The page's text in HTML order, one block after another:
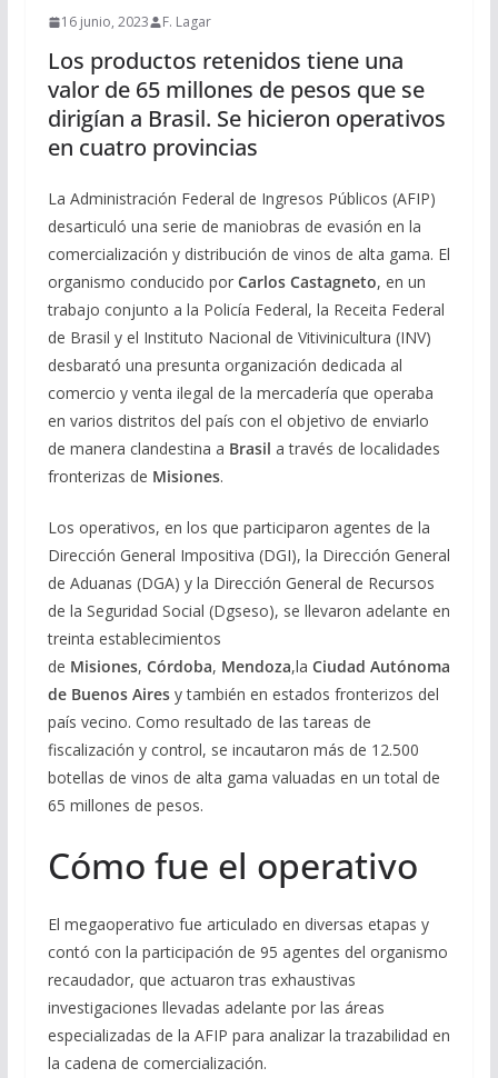
16 junio, 2023 F. Lagar
Los productos retenidos tiene una
valor de 65 millones de pesos que se
dirigían a Brasil. Se hicieron operativos
en cuatro provincias
La Administración Federal de Ingresos Públicos (AFIP)
desarticuló una serie de maniobras de evasión en la
comercialización y distribución de vinos de alta gama. El
organismo conducido por Carlos Castagneto, en un
trabajo conjunto a la Policía Federal, la Receita Federal
de Brasil y el Instituto Nacional de Vitivinicultura (INV)
desbarató una presunta organización dedicada al
comercio y venta ilegal de la mercadería que operaba
en varios distritos del país con el objetivo de enviarlo
de manera clandestina a Brasil a través de localidades
fronterizas de Misiones.
Los operativos, en los que participaron agentes de la
Dirección General Impositiva (DGI), la Dirección General
de Aduanas (DGA) y la Dirección General de Recursos
de la Seguridad Social (Dgseso), se llevaron adelante en
treinta establecimientos
de Misiones, Córdoba, Mendoza,la Ciudad Autónoma
de Buenos Aires y también en estados fronterizos del
país vecino. Como resultado de las tareas de
fiscalización y control, se incautaron más de 12.500
botellas de vinos de alta gama valuadas en un total de
65 millones de pesos.
Cómo fue el operativo
El megaoperativo fue articulado en diversas etapas y
contó con la participación de 95 agentes del organismo
recaudador, que actuaron tras exhaustivas
investigaciones llevadas adelante por las áreas
especializadas de la AFIP para analizar la trazabilidad en
la cadena de comercialización.